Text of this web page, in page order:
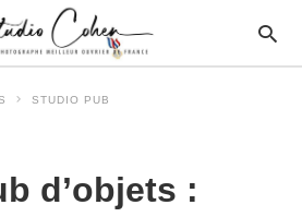
STUDIO PUB
d’objets :